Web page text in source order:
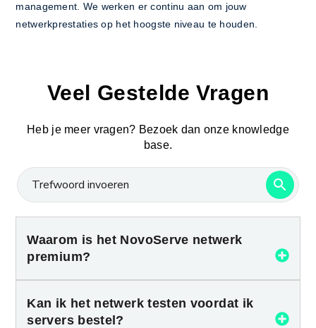
management. We werken er continu aan om jouw
netwerkprestaties op het hoogste niveau te houden.
Veel Gestelde Vragen
Heb je meer vragen? Bezoek dan onze knowledge
base.
Waarom is het NovoServe netwerk
premium?
Kan ik het netwerk testen voordat ik
servers bestel?